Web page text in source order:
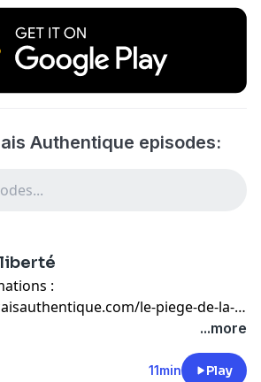
Authentique episodes:
:
le-piege-de-la-
...more
11min Play